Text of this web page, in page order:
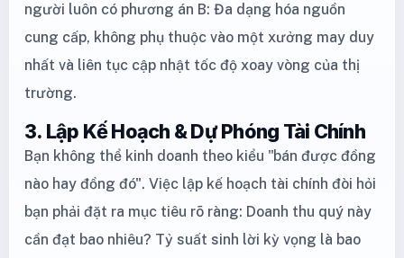
người luôn có phương án B: Đa dạng hóa nguồn
cung cấp, không phụ thuộc vào một xưởng may duy
nhất và liên tục cập nhật tốc độ xoay vòng của thị
trường.
3. Lập Kế Hoạch & Dự Phóng Tài Chính
Bạn không thể kinh doanh theo kiểu "bán được đồng
nào hay đồng đó". Việc lập kế hoạch tài chính đòi hỏi
bạn phải đặt ra mục tiêu rõ ràng: Doanh thu quý này
cần đạt bao nhiêu? Tỷ suất sinh lời kỳ vọng là bao